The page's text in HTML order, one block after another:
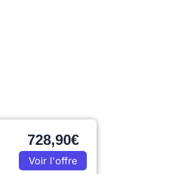
728,90€
Voir l'offre